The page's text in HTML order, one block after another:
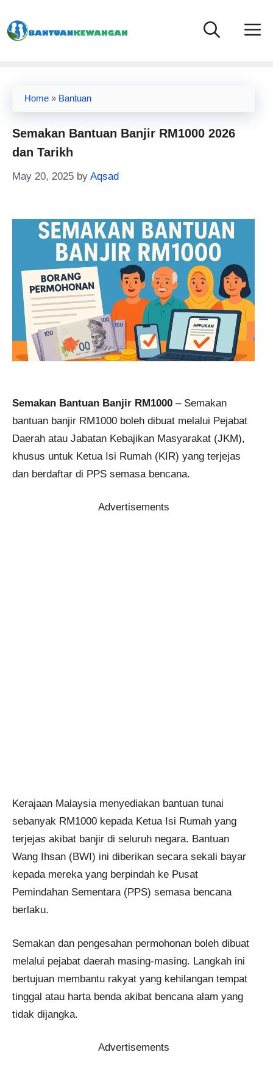
to
content
Home » Bantuan
Semakan Bantuan Banjir RM1000 2026
dan Tarikh
May 20, 2025 by Aqsad
Semakan Bantuan Banjir RM1000 – Semakan
bantuan banjir RM1000 boleh dibuat melalui Pejabat
Daerah atau Jabatan Kebajikan Masyarakat (JKM),
khusus untuk Ketua Isi Rumah (KIR) yang terjejas
dan berdaftar di PPS semasa bencana.
Advertisements
Kerajaan Malaysia menyediakan bantuan tunai
sebanyak RM1000 kepada Ketua Isi Rumah yang
terjejas akibat banjir di seluruh negara. Bantuan
Wang Ihsan (BWI) ini diberikan secara sekali bayar
kepada mereka yang berpindah ke Pusat
Pemindahan Sementara (PPS) semasa bencana
berlaku.
Semakan dan pengesahan permohonan boleh dibuat
melalui pejabat daerah masing-masing. Langkah ini
bertujuan membantu rakyat yang kehilangan tempat
tinggal atau harta benda akibat bencana alam yang
tidak dijangka.
Advertisements